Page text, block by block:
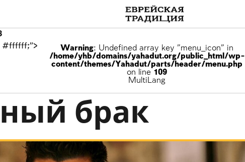
#ffffff;">
Warning: Undefined array key "menu_icon" in
/home/yhb/domains/yahadut.org/public_html/wp-
content/themes/Yahadut/parts/header/menu.php
on line 109
MultiLang
брак